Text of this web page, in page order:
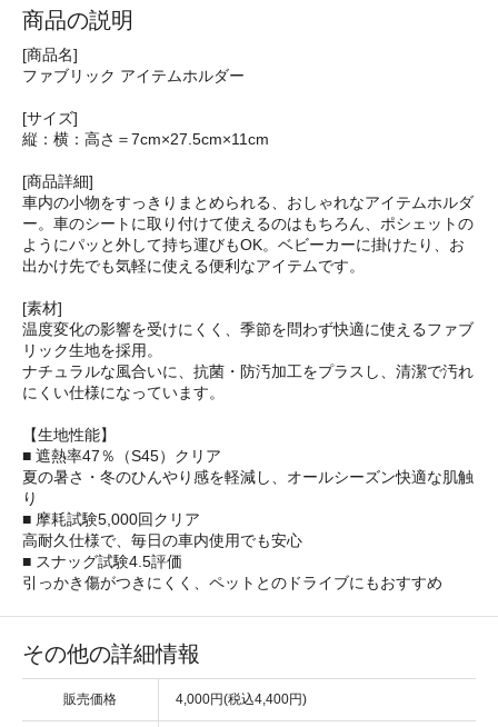
商品の説明
[商品名]
ファブリック アイテムホルダー
[サイズ]
縦：横：高さ＝7cm×27.5cm×11cm
[商品詳細]
車内の小物をすっきりまとめられる、おしゃれなアイテムホルダ
ー。車のシートに取り付けて使えるのはもちろん、ポシェットの
ようにパッと外して持ち運びもOK。ベビーカーに掛けたり、お
出かけ先でも気軽に使える便利なアイテムです。
[素材]
温度変化の影響を受けにくく、季節を問わず快適に使えるファブ
リック生地を採用。
ナチュラルな風合いに、抗菌・防汚加工をプラスし、清潔で汚れ
にくい仕様になっています。
【生地性能】
■ 遮熱率47％（S45）クリア
夏の暑さ・冬のひんやり感を軽減し、オールシーズン快適な肌触
り
■ 摩耗試験5,000回クリア
高耐久仕様で、毎日の車内使用でも安心
■ スナッグ試験4.5評価
引っかき傷がつきにくく、ペットとのドライブにもおすすめ
その他の詳細情報
販売価格 4,000円(税込4,400円)